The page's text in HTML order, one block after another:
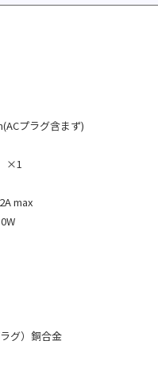
プラグ含まず)
×1
max
グ）銅合金